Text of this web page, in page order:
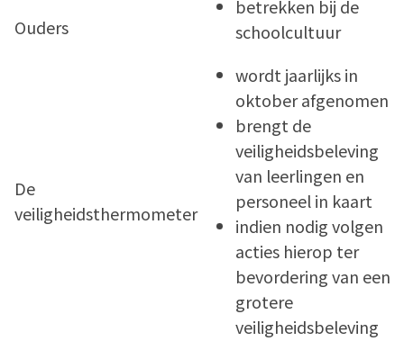
Ouders
betrekken bij de
schoolcultuur
De
veiligheidsthermometer
wordt jaarlijks in
oktober afgenomen
brengt de
veiligheidsbeleving
van leerlingen en
personeel in kaart
indien nodig volgen
acties hierop ter
bevordering van een
grotere
veiligheidsbeleving